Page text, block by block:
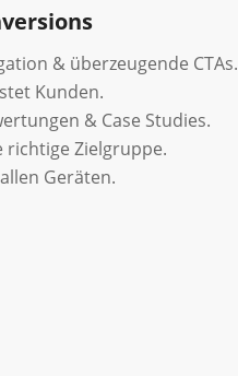
& überzeugende CTAs.
Kunden.
& Case Studies.
richtige Zielgruppe.
Geräten.